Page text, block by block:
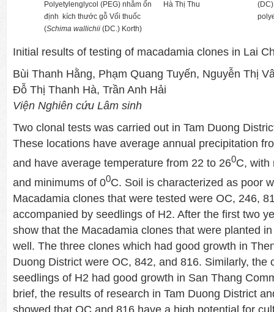
Polyetylenglycol (PEG) nhằm ổn
định kích thước gỗ Vối thuốc
(Schima wallichii (DC.) Korth)
Hà Thị Thu
Initial results of testing of macadamia clones in Lai
Bùi Thanh Hằng, Phạm Quang Tuyến, Nguyễn Thị
Đỗ Thị Thanh Hà, Trần Anh Hải
Viện Nghiên cứu Lâm sinh
Two clonal tests was carried out in Tam Duong
These locations have average annual precipitation
and have average temperature from 22 to 260C, with
and minimums of 00C. Soil is characterized as poor
Macadamia clones that were tested were OC, 246,
accompanied by seedlings of H2. After the first two
show that the Macadamia clones that were planted
well. The three clones which had good growth in
Duong District were OC, 842, and 816. Similarly, the
seedlings of H2 had good growth in San Thang
brief, the results of research in Tam Duong District
showed that OC and 816 have a high potential for